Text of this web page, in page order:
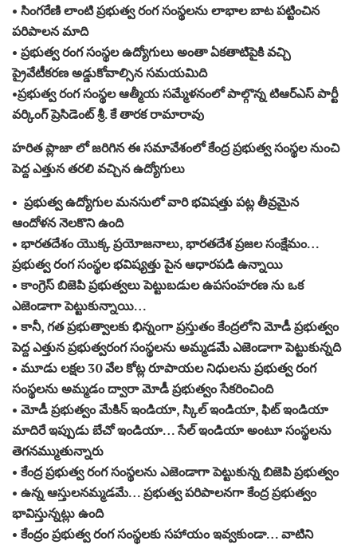
• సింగరేణి లాంటి ప్రభుత్వ రంగ సంస్థలను లాభాల బాట పట్టించిన
పరిపాలన మాది
• ప్రభుత్వ రంగ సంస్థల ఉద్యోగులు అంతా ఏకతాటిపైకి వచ్చి
ప్రైవేటీకరణ అడ్డుకోవాల్సిన సమయమిది
•ప్రభుత్వ రంగ సంస్థల ఆత్మీయ సమ్మేళనంలో పాల్గొన్న టిఆర్ఎస్ పార్టీ
వర్కింగ్ ప్రెసిడెంట్ శ్రీ. కే తారక రామారావు
హరిత ప్లాజా లో జరిగిన ఈ సమావేశంలో కేంద్ర ప్రభుత్వ సంస్థల నుంచి
పెద్ద ఎత్తున తరలి వచ్చిన ఉద్యోగులు
• ప్రభుత్వ ఉద్యోగుల మనసులో వారి భవిషత్తు పట్ల తీవ్రమైన
ఆందోళన నెలకొని ఉంది
• భారతదేశం యొక్క ప్రయోజనాలు, భారతదేశ ప్రజల సంక్షేమం…
ప్రభుత్వ రంగ సంస్థల భవిష్యత్తు పైన ఆధారపడి ఉన్నాయి
• కాంగ్రెస్ బిజెపి ప్రభుత్వలు పెట్టుబడుల ఉపసంహరణ ను ఒక
ఎజెండాగా పెట్టుకున్నాయి…
• కానీ, గత ప్రభుత్వాలకు భిన్నంగా ప్రస్తుతం కేంద్రలోని మోడీ ప్రభుత్వం
పెద్ద ఎత్తున ప్రభుత్వరంగ సంస్థలను అమ్మడమే ఎజెండాగా పెట్టుకున్నది
• మూడు లక్షల 30 వేల కోట్ల రూపాయల నిధులను ప్రభుత్వ రంగ
సంస్థలను అమ్మడం ద్వారా మోడీ ప్రభుత్వం సేకరించింది
• మోడీ ప్రభుత్వం మేకిన్ ఇండియా, స్కిల్ ఇండియా, ఫిట్ ఇండియా
మాదిరే ఇప్పుడుబేచో ఇండియా… సేల్ ఇండియా అంటూ సంస్థలను
తెగనమ్ముతున్నారు
• కేంద్ర ప్రభుత్వ రంగ సంస్థలను ఎజెండాగా పెట్టుకున్న బిజెపి ప్రభుత్వం
• ఉన్న ఆస్తులనమ్మడమే… ప్రభుత్వ పరిపాలనగా కేంద్ర ప్రభుత్వం
భావిస్తున్నట్లు ఉంది
• కేంద్రం ప్రభుత్వ రంగ సంస్థలకు సహాయం ఇవ్వకుండా… వాటిని